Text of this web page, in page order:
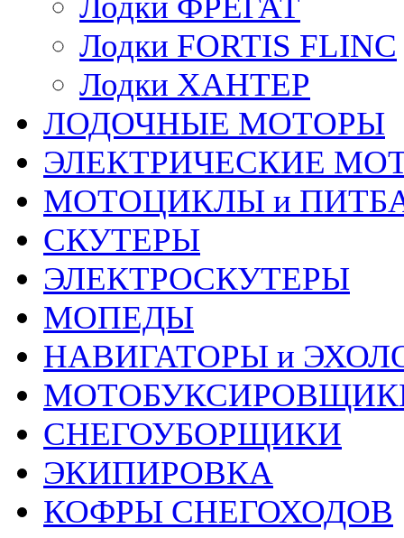
Лодки FORTIS FLINC
Лодки ХАНТЕР
ЛОДОЧНЫЕ МОТОРЫ
ЭЛЕКТРИЧЕСКИЕ
МОТОЦИКЛЫ и
СКУТЕРЫ
ЭЛЕКТРОСКУТЕРЫ
МОПЕДЫ
НАВИГАТОРЫ и
СНЕГОУБОРЩИКИ
ЭКИПИРОВКА
КОФРЫ СНЕГОХОДОВ